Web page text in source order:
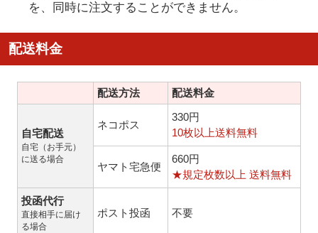
を、同時に注文することができません。
配送料金
配送方法 配送料金
自宅配送
自宅（お手元）
に送る場合
ネコポス
330円
10枚以上送料無料
ヤマト宅急便
660円
★規定枚数以上 送料無料
投函代行
直接相手に届け
る場合
ポスト投函 不要